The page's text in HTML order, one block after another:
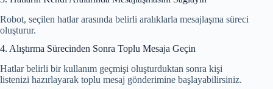
Robot, seçilen hatlar arasında belirli aralıklarla mesajlaşma süreci
oluşturur.
4. Alıştırma Sürecinden Sonra Toplu Mesaja Geçin
Hatlar belirli bir kullanım geçmişi oluşturduktan sonra kişi
listenizi hazırlayarak toplu mesaj gönderimine başlayabilirsiniz.